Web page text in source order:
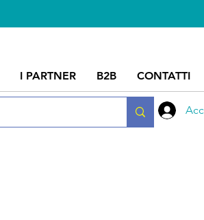
I PARTNER B2B CONTATTI